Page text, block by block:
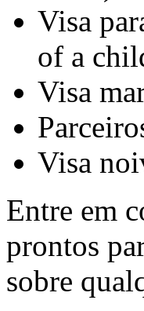
Visa
of a
Visa
Visa
Entre em
prontos
sobre